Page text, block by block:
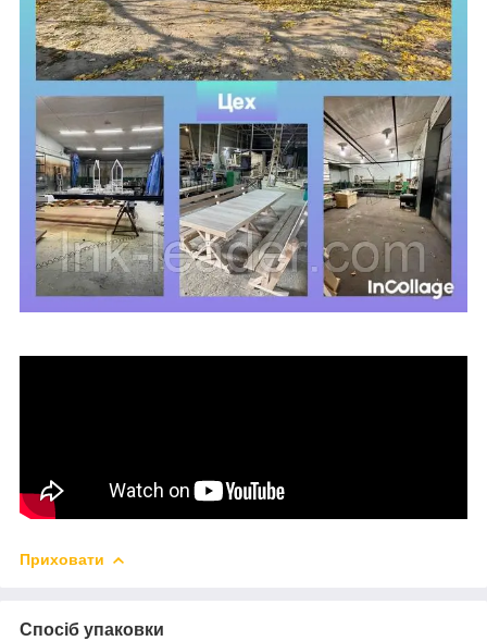
Приховати
Спосіб упаковки